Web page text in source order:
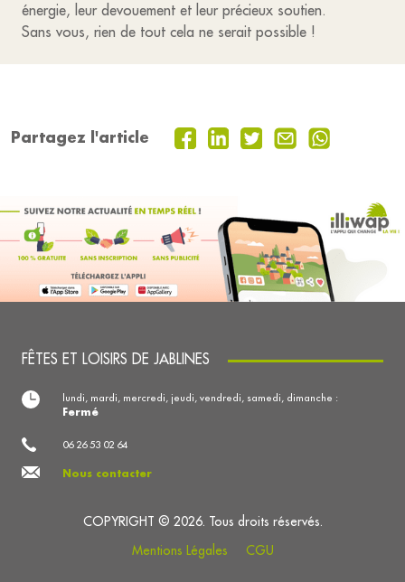
énergie, leur devouement et leur précieux soutien.
Sans vous, rien de tout cela ne serait possible !
Partagez l'article
FÊTES ET LOISIRS DE JABLINES
06 26 53 02 64
Nous contacter
lundi, mardi, mercredi, jeudi, vendredi, samedi, dimanche :
Fermé
COPYRIGHT © 2026. Tous droits réservés.
Mentions Légales
CGU